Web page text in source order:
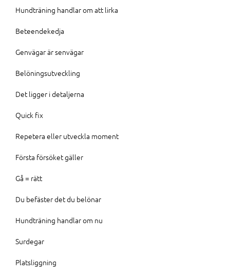
Hundträning handlar om att lirka
Beteendekedja
Genvägar är senvägar
Belöningsutveckling
Det ligger i detaljerna
Quick fix
Repetera eller utveckla moment
Första försöket gäller
Gå = rätt
Du befäster det du belönar
Hundträning handlar om nu
Surdegar
Platsliggning